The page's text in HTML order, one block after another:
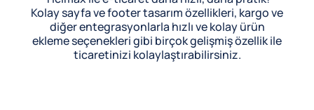
Kolay sayfa ve footer tasarım özellikleri, kargo ve
diğer entegrasyonlarla hızlı ve kolay ürün
ekleme seçenekleri gibi birçok gelişmiş özellik ile
ticaretinizi kolaylaştırabilirsiniz.